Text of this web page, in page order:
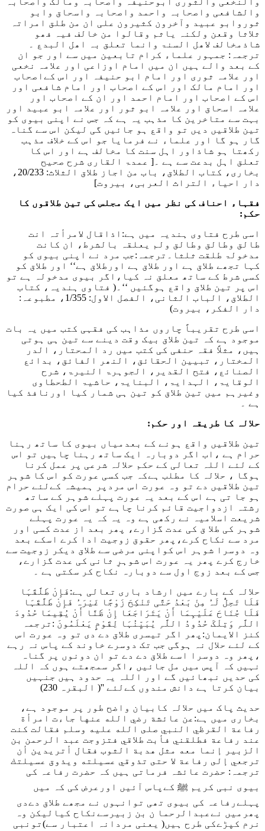
والشافعی واصحابہ واحمد واصحابہ واسحاق وابو
ثوروابو عبید وآخرون کثیرون علی ان من طلق امراتہ
ثلاثا وقعن ولکنہ یاثم وقالوا من خالف فیہ فھو
شاذمخالف لاھل السنۃ وانما تعلق بہ اھل البدع ۔
ترجمہ: جمہور علماء کرام تابعین میں سے اور جو ان
کے بعد والے ہیں ان میں امام اوزاعی اور علامہ نخعی
اور علامہ ثوری اور امام ابو حنیفہ اور اس کےاصحاب
اور امام مالک اور اس کے اصحاب اور امام شافعی اور
اس کے اصحاب اور امام احمد اور ان کے اصحاب اور
علامہ اسحاق اور علامہ ابو ثور اور علامہ ابو عبید اور
بہت سے متاخرین کا مذہب یہ ہے کہ جس نے اپنی بیوی کو
تین طلاقیں دیں تو واقع ہو جائیں گی لیکن اس سے گناہ
گار ہو گا اور علماء نے فرمایا جو اس کے خلاف مذہب
رکھتا ہو شاذاور اہل سنت کا مخالف ہے اور اس کا
تعلق اہل بدعت سے ہے ۔[ عمدۃ القاری شرح صحیح
بخاری، کتاب الطلاق، باب من اجاز طلاق الثلاث: 20/233،
دار احیاء التراث العربی، بیروت]
فقہاء احناف کی نظر میں ایک مجلس کی تین طلاقوں کا
حکم:
اسی طرح فتاوی ہندیہ میں ہے:اذاقال لامرأتہ انت
طالق وطالق وطالق ولم یعلقہ بالشرط، ان کانت
مدخولۃ طلقت ثلثا ۔ترجمہ:جب مرد نے اپنی بیوی کو
کہا تجھے طلاق ہے اور طلاق ہے اورطلاق ہے‘‘ اور طلاق کو
کسی شرط کے ساتھ معلق نہ کیا،اگر بیوی مدخولہ ہے تو
اس پر تین طلاق واقع ہوگئیں ‘‘۔( فتاوی ہندیہ، کتاب
الطلاق، الباب الثانی، الفصل الاول: 1/355، مطبوعہ:
دار الفکر، بیروت)
اسی طرح تقریباً چاروں مذاہب کی فقہی کتب میں یہ بات
موجود ہے کہ تین طلاق بیک وقت دینے سے تین ہی ہوتی
ہیں، مثلاً فقہ حنفی کی کتب میں رد المحتار، الدر
المختار، تبیین الحقائق، النھر الفائق، بدائع
الصنائع، فتح القدیر، الجوہرۃ النیرۃ، شرح
الوقایۃ، الہدایۃ، البنایۃ، حاشیۃ الطحطاوی
وغیرہم میں تین طلاق کو تین ہی شمار کیا اورنافذ کیا
ہے ۔
حلالہ کا طریقہ اور حکم:
تین طلاقیں واقع ہونے کے بعدمیاں بیوی کا ساتھ رہنا
حرام ہے ،اب اگر دوبارہ ایک ساتھ رہنا چاہیں تو اس
کے لئے اللہ تعالی کے حکم حلالہ شرعی پر عمل کرنا
ہوگا ، حلالہ کا مطلب ہےکہ جب کسی عورت کو اس کا شوہر
تین طلاقیں دے تو وہ عورت اس مردپر ہمیشہ کےلئے حرام
ہو جا تی ہے اس کے بعد یہ عورت پہلے شوہر کے ساتھ
رشتہ ازدواجیت قائم کرنا چاہے تو اس کی ایک ہی صورت
شریعت اسلامیہ نے رکھی ہے وہ یہ کہ یہ عورت پہلے
شوہر کی طلا ق کی عدت گزارے، پھر بعد از عدت کسی اور
مرد سے نکاح کرے،پھر حقوق زوجیت ادا کرے اسکے بعد
وہ دوسرا شوہر اس کواپنی مرضی سے طلاق دیکر زوجیت سے
خارج کرے پھر یہ عورت اس شوہرِ ثانی کی عدت گزارے،
جس کے بعد زوج اول سے دوبارہ نکاح کر سکتی ہے ۔
حلالہ کے بارے میں ارشاد باری تعالی ہے: فَإِنْ طَلَّقَہَا
فَلَا تَحِلُّ لَہُ مِنْ بَعْدُ حَتَّی تَنْکِحَ زَوْجًا غَیْرَہُ فَإِنْ طَلَّقَہَا
فَلَا جُنَاحَ عَلَیْہِمَا أَنْ یَتَرَاجَعَا إِنْ ظَنَّا أَنْ یُقِیمَا حُدُودَ
اللَّہِ وَتِلْکَ حُدُودُ اللَّہِ یُبَیِّنُہَا لِقَوْمٍ یَعْلَمُونَ : ترجمہ
کنز الایمان:پھر اگر تیسری طلاق دے دی تو وہ عورت اس
کے لئے حلال نہ ہوگی جب تک دوسرے خاوند کے پاس نہ رہے
،پھر وہ دوسرا اسے طلاق دے دے تو ان دونوں پر گناہ
نہیں کہ آپس میں مل جائیں ،اگر سمجھتے ہوں کہ اللہ
کی حدیں نبھائیں گے اور اللہ یہ حدود ہیں جنہیں
بیان کرتا ہے دانش مندوں کےلئے ''( البقرہ 230)
حدیث پاک میں حلالہ کابیان واضح طور پر موجود ہے،
بخاری میں ہے: عن عائشة رضي الله عنها جاءت امرأة
رفاعة القرظي النبي صلى الله عليه وسلم فقالت كنت
عند رفاعة فطلقني فأبت طلاقي فتزوجت عبد الرحمن بن
الزبير إنما معه مثل هدبة الثوب فقال أتريدين أن
ترجعي إلى رفاعة لا حتى تذوقي عسيلته ويذوق عسيلتك
ترجمہ: حضرت عائشہ فرماتی ہیں کہ حضرت رفاعہ کی
بیوی نبی کریم ﷺ کےپاس آئیں اورعرض کی کہ میں
پہلےرفاعہ کی بیوی تھی توانہوں نے مجھے طلاق دےدی
پھرمیں نےعبدالرحما ن بن زبیرسےنکاح کیالیکن وہ
نرم کپڑےکی طرح ہیں( یعنی مردانہ اعتبار سے)تونبی